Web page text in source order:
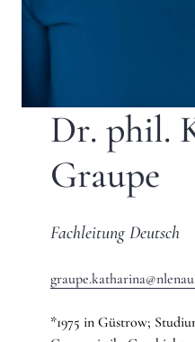
Dr. phil.
Graupe
Fachleitung Deutsch
*1975 in Güstrow;